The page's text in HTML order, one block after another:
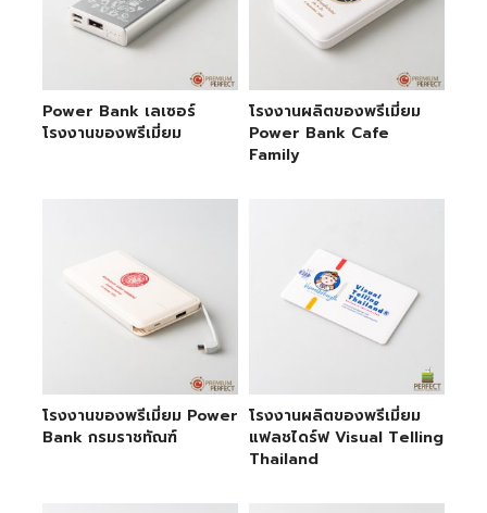
Power Bank เลเซอร์
โรงงานของพรีเมี่ยม
โรงงานผลิตของพรีเมี่ยม
Power Bank Cafe
Family
โรงงานของพรีเมี่ยม Power
Bank กรมราชทัณฑ์
โรงงานผลิตของพรีเมี่ยม
แฟลชไดร์ฟ Visual Telling
Thailand